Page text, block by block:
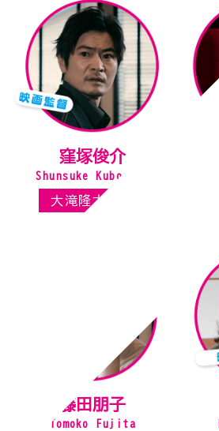
窪塚俊介
Shunsuke Kubozuka
大滝隆太郎役
藤田朋子
Tomoko Fujita